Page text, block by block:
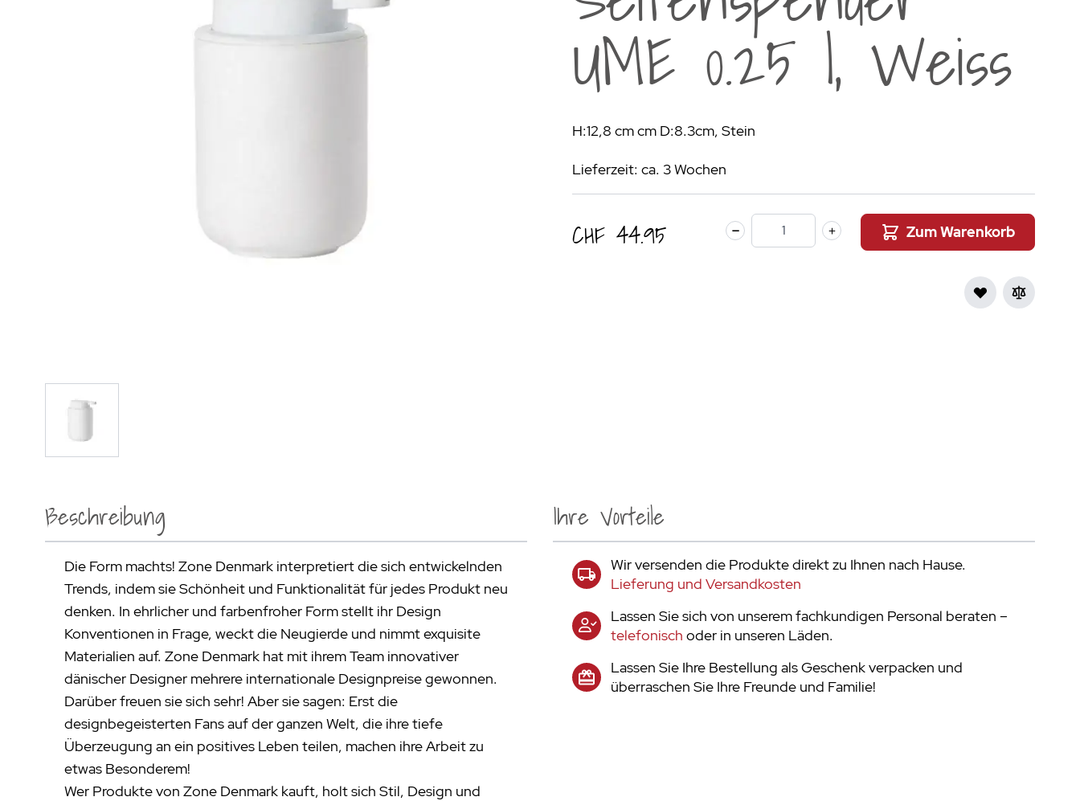
Weber Elektrogrill
Weber Zubehör
Schüsseln & Siebe
Schalen & Körbe
Diverses
Kühltaschen | Isoliertaschen
Raumdüfte
Panier des Sens Körperpflege
Reinigung
UME 0.25 l, Weiss
H:12,8 cm cm D:8.3cm, Stein
Lieferzeit: ca. 3 Wochen
CHF 44.95 Menge Zum Warenkorb
Beschreibung
Die Form machts! Zone Denmark interpretiert die sich entwickelnden
Trends, indem sie Schönheit und Funktionalität für jedes Produkt neu
denken. In ehrlicher und farbenfroher Form stellt ihr Design
Konventionen in Frage, weckt die Neugierde und nimmt exquisite
Materialien auf. Zone Denmark hat mit ihrem Team innovativer
dänischer Designer mehrere internationale Designpreise gewonnen.
Darüber freuen sie sich sehr! Aber sie sagen: Erst die
designbegeisterten Fans auf der ganzen Welt, die ihre tiefe
Überzeugung an ein positives Leben teilen, machen ihre Arbeit zu
etwas Besonderem!
Wer Produkte von Zone Denmark kauft, holt sich Stil, Design und
Ihre Vorteile
Wir versenden die Produkte direkt zu Ihnen nach Hause.
Lieferung und Versandkosten
Lassen Sie sich von unserem fachkundigen Personal beraten –
telefonisch oder in unseren Läden.
Lassen Sie Ihre Bestellung als Geschenk verpacken und
überraschen Sie Ihre Freunde und Familie!